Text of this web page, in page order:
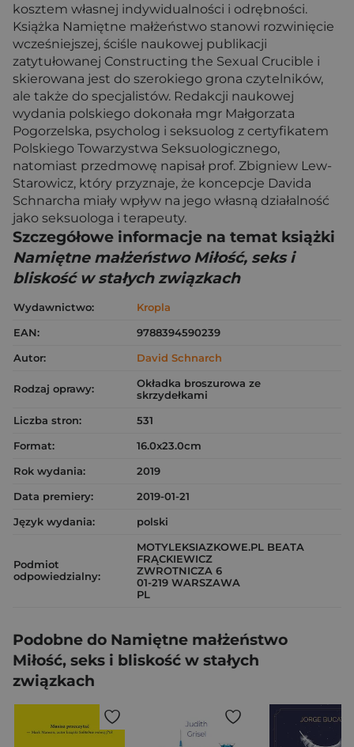
kosztem własnej indywidualności i odrębności.
Książka Namiętne małżeństwo stanowi rozwinięcie
wcześniejszej, ściśle naukowej publikacji
zatytułowanej Constructing the Sexual Crucible i
skierowana jest do szerokiego grona czytelników,
ale także do specjalistów. Redakcji naukowej
wydania polskiego dokonała mgr Małgorzata
Pogorzelska, psycholog i seksuolog z certyfikatem
Polskiego Towarzystwa Seksuologicznego,
natomiast przedmowę napisał prof. Zbigniew Lew-
Starowicz, który przyznaje, że koncepcje Davida
Schnarcha miały wpływ na jego własną działalność
jako seksuologa i terapeuty.
Szczegółowe informacje na temat książki
Namiętne małżeństwo Miłość, seks i
bliskość w stałych związkach
Wydawnictwo:
Kropla
EAN:
9788394590239
Autor:
David Schnarch
Rodzaj oprawy:
Okładka broszurowa ze
skrzydełkami
Liczba stron:
531
Format:
16.0x23.0cm
Rok wydania:
2019
Data premiery:
2019-01-21
Język wydania:
polski
Podmiot
odpowiedzialny:
MOTYLEKSIAZKOWE.PL BEATA
FRĄCKIEWICZ
ZWROTNICZA 6
01-219 WARSZAWA
PL
Podobne do Namiętne małżeństwo
Miłość, seks i bliskość w stałych
związkach